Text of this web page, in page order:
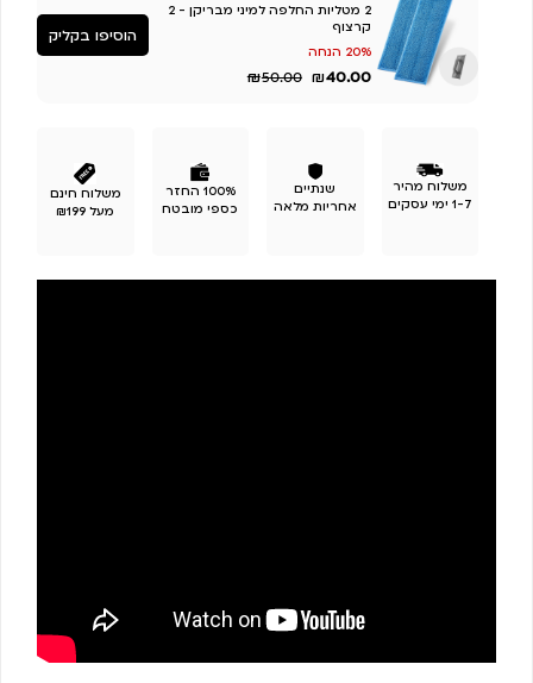
2 מטליות החלפה למיני מבריקן - 2
קרצוף
20% הנחה
₪40.00
₪50.00
הוסיפו בקליק
משלוח מהיר
1-7 ימי עסקים
שנתיים
אחריות מלאה
100% החזר
כספי מובטח
משלוח חינם
מעל ₪199